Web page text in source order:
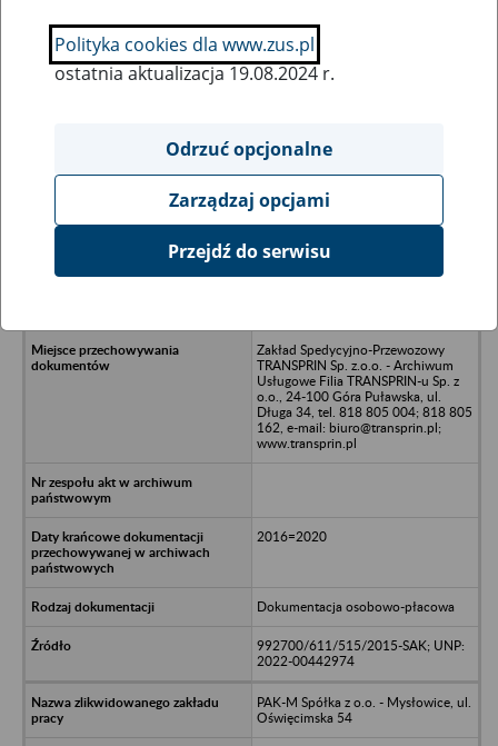
SZUKAJ
Ukryj wszystkie pozycje bazy
ECOGEST S.A. Oddział w Polsce,
Zakład Spedycyjno-Przewozowy
TRANSPRIN Sp. z.o.o. - Archiwum
Usługowe Filia TRANSPRIN-u Sp. z
o.o., 24-100 Góra Puławska, ul.
Długa 34, tel. 818 805 004; 818 805
162, e-mail: biuro@transprin.pl;
www.transprin.pl
2016=2020
Dokumentacja osobowo-płacowa
992700/611/515/2015-SAK; UNP:
2022-00442974
PAK-M Spółka z o.o. - Mysłowice, ul.
Oświęcimska 54
Polityka cookies dla www.zus.pl
ostatnia aktualizacja 19.08.2024 r.
Odrzuć opcjonalne
Zarządzaj opcjami
Przejdź do serwisu